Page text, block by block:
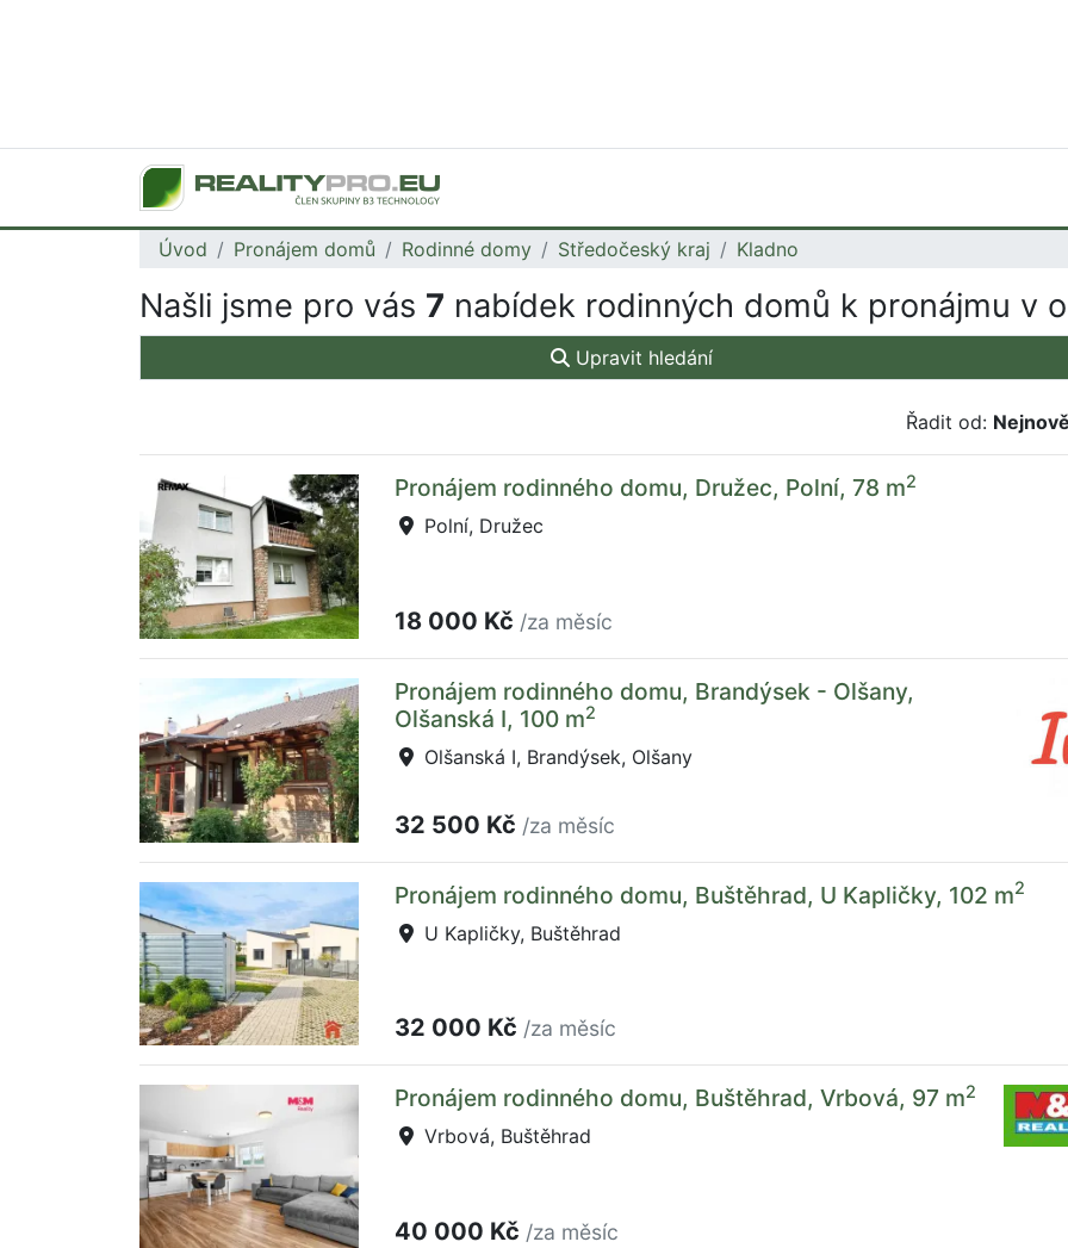
Úvod Pronájem domů Rodinné domy Středočeský kraj Kladno
Našli jsme pro vás 7 nabídek rodinných domů k pronájmu v
Upravit hledání
Řadit od:
Pronájem rodinného domu, Družec, Polní, 78 m2
Polní, Družec
18 000 Kč /za měsíc
Pronájem rodinného domu, Brandýsek - Olšany,
Olšanská I, 100 m2
Olšanská I, Brandýsek, Olšany
32 500 Kč /za měsíc
Pronájem rodinného domu, Buštěhrad, U Kapličky, 102 m2
U Kapličky, Buštěhrad
32 000 Kč /za měsíc
Pronájem rodinného domu, Buštěhrad, Vrbová, 97 m2
Vrbová, Buštěhrad
40 000 Kč /za měsíc